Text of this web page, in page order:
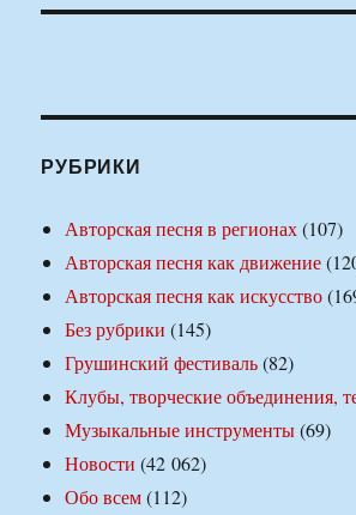
РУБРИКИ
Авторская песня в регионах(107)
Авторская песня как движение
Авторская песня как искусство
Без рубрики (145)
Грушинский фестиваль(82)
Клубы, творческие объединения,
Музыкальные инструменты(69)
Новости (42 062)
Обо всем(112)